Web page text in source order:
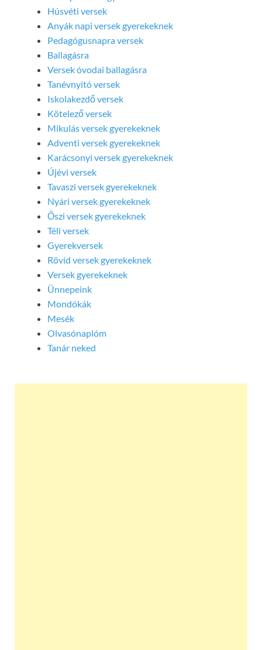
Húsvéti versek
Anyák napi versek gyerekeknek
Pedagógusnapra versek
Ballagásra
Versek óvodai ballagásra
Tanévnyitó versek
Iskolakezdő versek
Kötelező versek
Mikulás versek gyerekeknek
Adventi versek gyerekeknek
Karácsonyi versek gyerekeknek
Újévi versek
Tavaszi versek gyerekeknek
Nyári versek gyerekeknek
Őszi versek gyerekeknek
Téli versek
Gyerekversek
Rövid versek gyerekeknek
Versek gyerekeknek
Ünnepeink
Mondókák
Mesék
Olvasónaplóm
Tanár neked